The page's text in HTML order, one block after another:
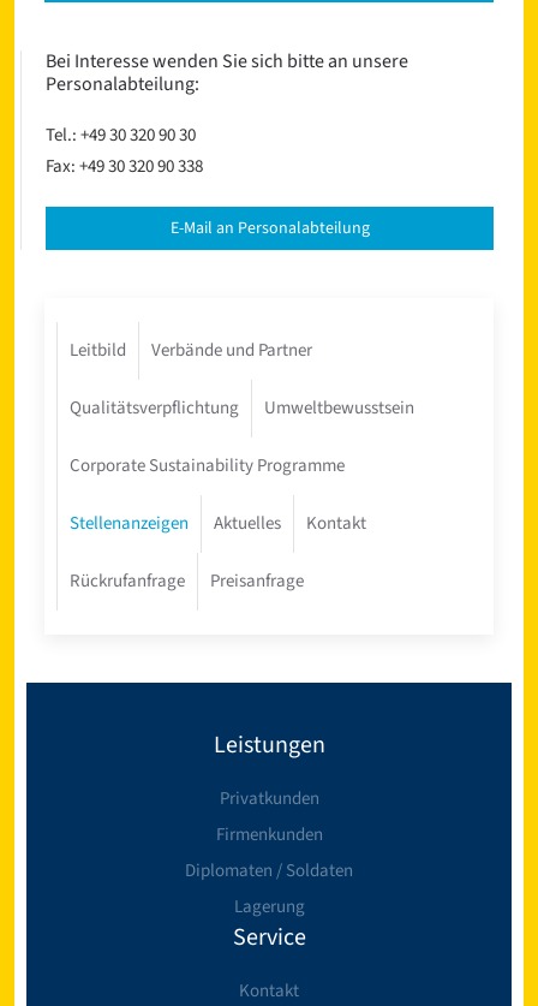
Bei Interesse wenden Sie sich bitte an unsere
Personalabteilung:
Tel.: +49 30 320 90 30
Fax: +49 30 320 90 338
E-Mail an Personalabteilung
Leitbild Verbände und Partner
Qualitätsverpflichtung Umweltbewusstsein
Corporate Sustainability Programme
Stellenanzeigen Aktuelles Kontakt
Rückrufanfrage Preisanfrage
Leistungen
Privatkunden
Firmenkunden
Diplomaten / Soldaten
Lagerung
Service
Kontakt